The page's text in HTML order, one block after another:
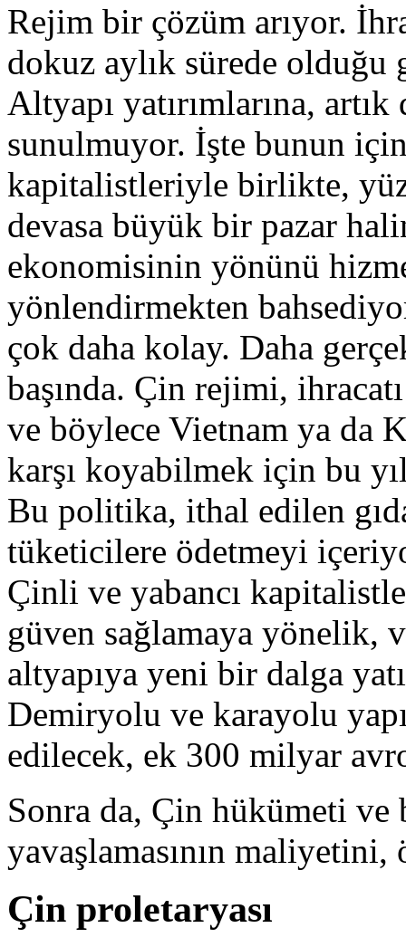
Rejim bir çözüm arıyor.
dokuz aylık sürede
Altyapı yatırımlarına,
sunulmuyor. İşte bunun
kapitalistleriyle birlikte,
devasa büyük bir pazar
ekonomisinin yönünü
yönlendirmekten
çok daha kolay. Daha
başında. Çin rejimi,
ve böylece Vietnam ya da
karşı koyabilmek için bu
Bu politika, ithal edilen
tüketicilere ödetmeyi
Çinli ve yabancı
güven sağlamaya yönelik,
altyapıya yeni bir dalga
Demiryolu ve karayolu
edilecek, ek 300 milyar
Sonra da, Çin hükümeti
yavaşlamasının maliyetini,
Çin proletaryası